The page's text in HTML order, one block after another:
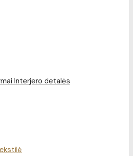
Interjero detalės